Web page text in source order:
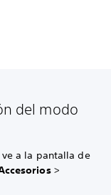
del modo
ve a la pantalla de
>